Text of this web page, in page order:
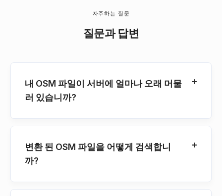
자주하는 질문
질문과 답변
내 OSM 파일이 서버에 얼마나 오래 머물
러 있습니까?
변환 된 OSM 파일을 어떻게 검색합니
까?